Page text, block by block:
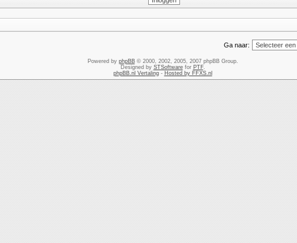
Ga naar:
Powered by phpBB© 2000, 2002, 2005, 2007 phpBB Group.
Designed by STSoftwarefor PTF.
phpBB.nl Vertaling- Hosted by FFXS.nl